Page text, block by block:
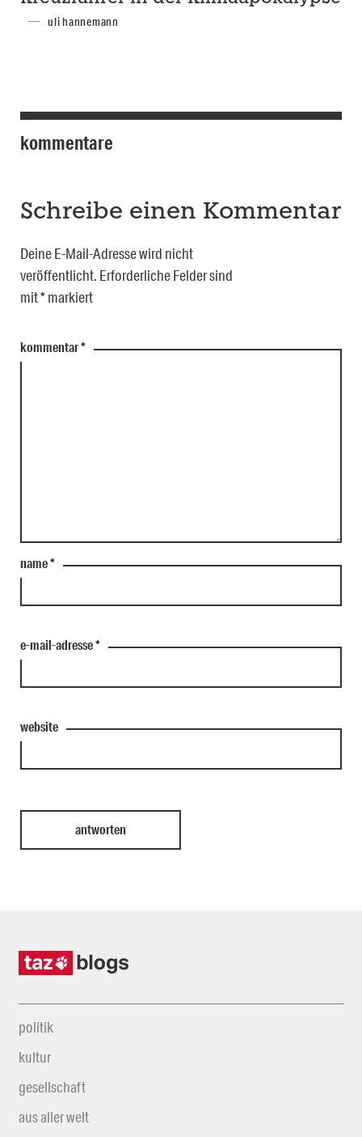
uli hannemann
kommentare
Schreibe einen Kommentar
Deine E-Mail-Adresse wird nicht
veröffentlicht. Erforderliche Felder sind
mit*markiert
kommentar*
name*
e-mail-adresse*
website
politik
kultur
gesellschaft
aus aller welt